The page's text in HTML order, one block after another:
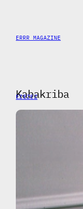
contenido
ERRR MAGAZINE
Kabakriba
EZEZEZ